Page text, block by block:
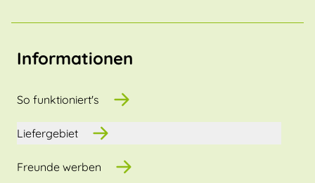
Informationen
So funktioniert's
Liefergebiet
Freunde werben